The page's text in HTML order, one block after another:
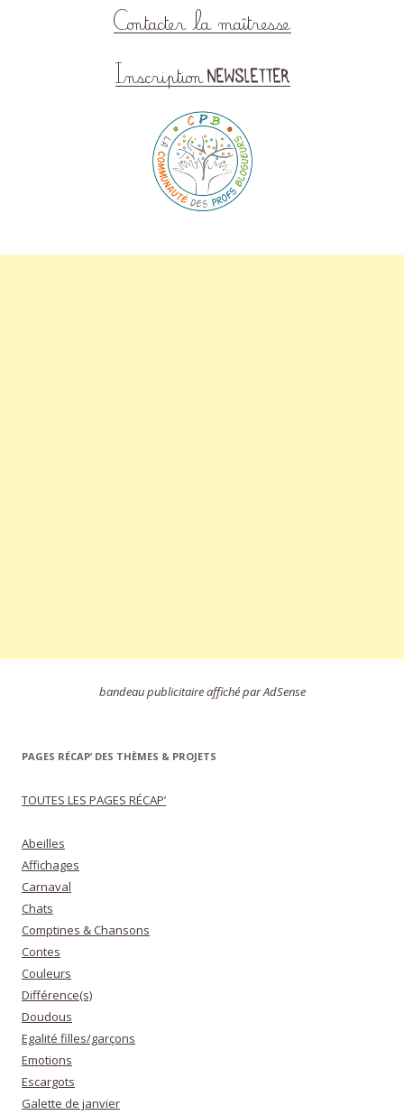
bandeau publicitaire affiché par AdSense
PAGES RÉCAP’ DES THÈMES & PROJETS
TOUTES LES PAGES RÉCAP’
Abeilles
Affichages
Carnaval
Chats
Comptines & Chansons
Contes
Couleurs
Différence(s)
Doudous
Egalité filles/garçons
Emotions
Escargots
Galette de janvier